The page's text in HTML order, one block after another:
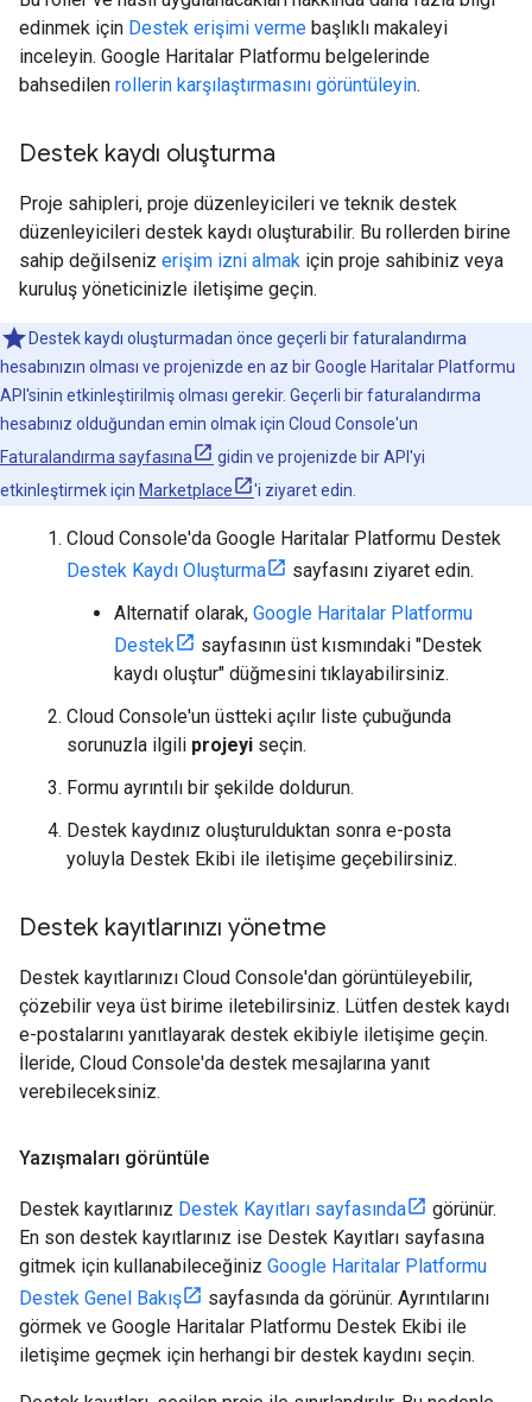
edinmek için Destek erişimi verme başlıklı makaleyi
inceleyin. Google Haritalar Platformu belgelerinde
bahsedilen rollerin karşılaştırmasını görüntüleyin.
Destek kaydı oluşturma
Proje sahipleri, proje düzenleyicileri ve teknik destek
düzenleyicileri destek kaydı oluşturabilir. Bu rollerden birine
sahip değilseniz erişim izni almak için proje sahibiniz veya
kuruluş yöneticinizle iletişime geçin.
Destek kaydı oluşturmadan önce geçerli bir faturalandırma
hesabınızın olması ve projenizde en az bir Google Haritalar Platformu
API'sinin etkinleştirilmiş olması gerekir. Geçerli bir faturalandırma
hesabınız olduğundan emin olmak için Cloud Console'un
Faturalandırma sayfasına
gidin ve projenizde bir API'yi
etkinleştirmek için Marketplace 'i ziyaret edin.
Cloud Console'da Google Haritalar Platformu Destek
Destek Kaydı Oluşturma
sayfasını ziyaret edin.
Alternatif olarak, Google Haritalar Platformu
Destek
sayfasının üst kısmındaki "Destek
kaydı oluştur" düğmesini tıklayabilirsiniz.
Cloud Console'un üstteki açılır liste çubuğunda
sorunuzla ilgili projeyi seçin.
Formu ayrıntılı bir şekilde doldurun.
Destek kaydınız oluşturulduktan sonra e-posta
yoluyla Destek Ekibi ile iletişime geçebilirsiniz.
Destek kayıtlarınızı yönetme
Destek kayıtlarınızı Cloud Console'dan görüntüleyebilir,
çözebilir veya üst birime iletebilirsiniz. Lütfen destek kaydı
e-postalarını yanıtlayarak destek ekibiyle iletişime geçin.
İleride, Cloud Console'da destek mesajlarına yanıt
verebileceksiniz.
Yazışmaları görüntüle
Destek kayıtlarınız Destek Kayıtları sayfasında
görünür.
En son destek kayıtlarınız ise Destek Kayıtları sayfasına
gitmek için kullanabileceğiniz Google Haritalar Platformu
Destek Genel Bakış
sayfasında da görünür. Ayrıntılarını
görmek ve Google Haritalar Platformu Destek Ekibi ile
iletişime geçmek için herhangi bir destek kaydını seçin.